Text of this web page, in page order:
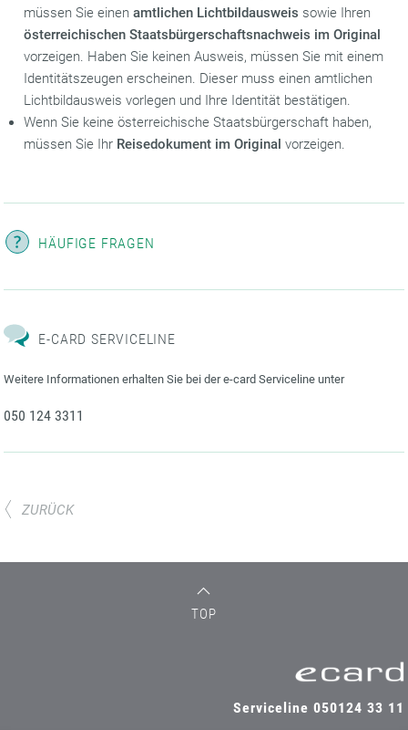
müssen Sie einenamtlichen Lichtbildausweis sowie Ihren
österreichischen Staatsbürgerschaftsnachweis im Original
vorzeigen. Haben Sie keinen Ausweis, müssen Sie mit einem
Identitätszeugen erscheinen. Dieser muss einen amtlichen
Lichtbildausweis vorlegen und Ihre Identität bestätigen.
Wenn Sie keine österreichische Staatsbürgerschaft haben,
müssen Sie Ihr Reisedokument im Original vorzeigen.
HÄUFIGE FRAGEN
E-CARD SERVICELINE
Weitere Informationen erhalten Sie bei der e-card Serviceline unter
050 124 3311
ZURÜCK
TOP
Serviceline 050124 33 11